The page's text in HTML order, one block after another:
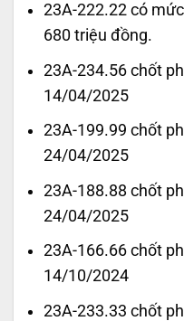
23A-222.22 có
680 triệu đồng.
23A-234.56 chốt
14/04/2025
23A-199.99 chốt
24/04/2025
23A-188.88 chốt
24/04/2025
23A-166.66 chốt
14/10/2024
23A-233.33 chốt